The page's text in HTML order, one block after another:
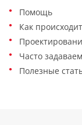
Помощь
Как
Часто
Полезные